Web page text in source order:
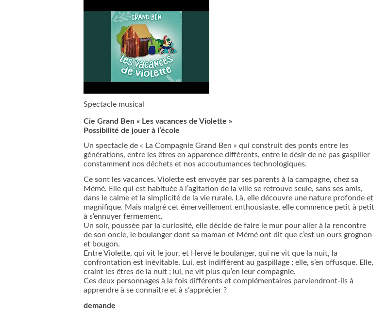
Spectacle musical
Cie Grand Ben « Les vacances de Violette »
Possibilité de jouer à l’école
Un spectacle de « La Compagnie Grand Ben » qui construit des ponts entre les
générations, entre les êtres en apparence différents, entre le désir de ne pas gaspiller
constamment nos déchets et nos accoutumances technologiques.
Ce sont les vacances. Violette est envoyée par ses parents à la campagne, chez sa
Mémé. Elle qui est habituée à l’agitation de la ville se retrouve seule, sans ses amis,
dans le calme et la simplicité de la vie rurale. Là, elle découvre une nature profonde et
magnifique. Mais malgré cet émerveillement enthousiaste, elle commence petit à petit
à s’ennuyer fermement.
Un soir, poussée par la curiosité, elle décide de faire le mur pour aller à la rencontre
de son oncle, le boulanger dont sa maman et Mémé ont dit que c’est un ours grognon
et bougon.
Entre Violette, qui vit le jour, et Hervé le boulanger, qui ne vit que la nuit, la
confrontation est inévitable. Lui, est indifférent au gaspillage ; elle, s’en offusque. Elle,
craint les êtres de la nuit ; lui, ne vit plus qu’en leur compagnie.
Ces deux personnages à la fois différents et complémentaires parviendront-ils à
apprendre à se connaître et à s’apprécier ?
demande